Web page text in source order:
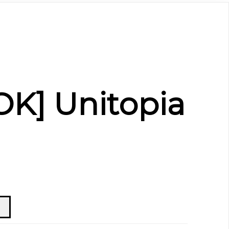
Unitopia